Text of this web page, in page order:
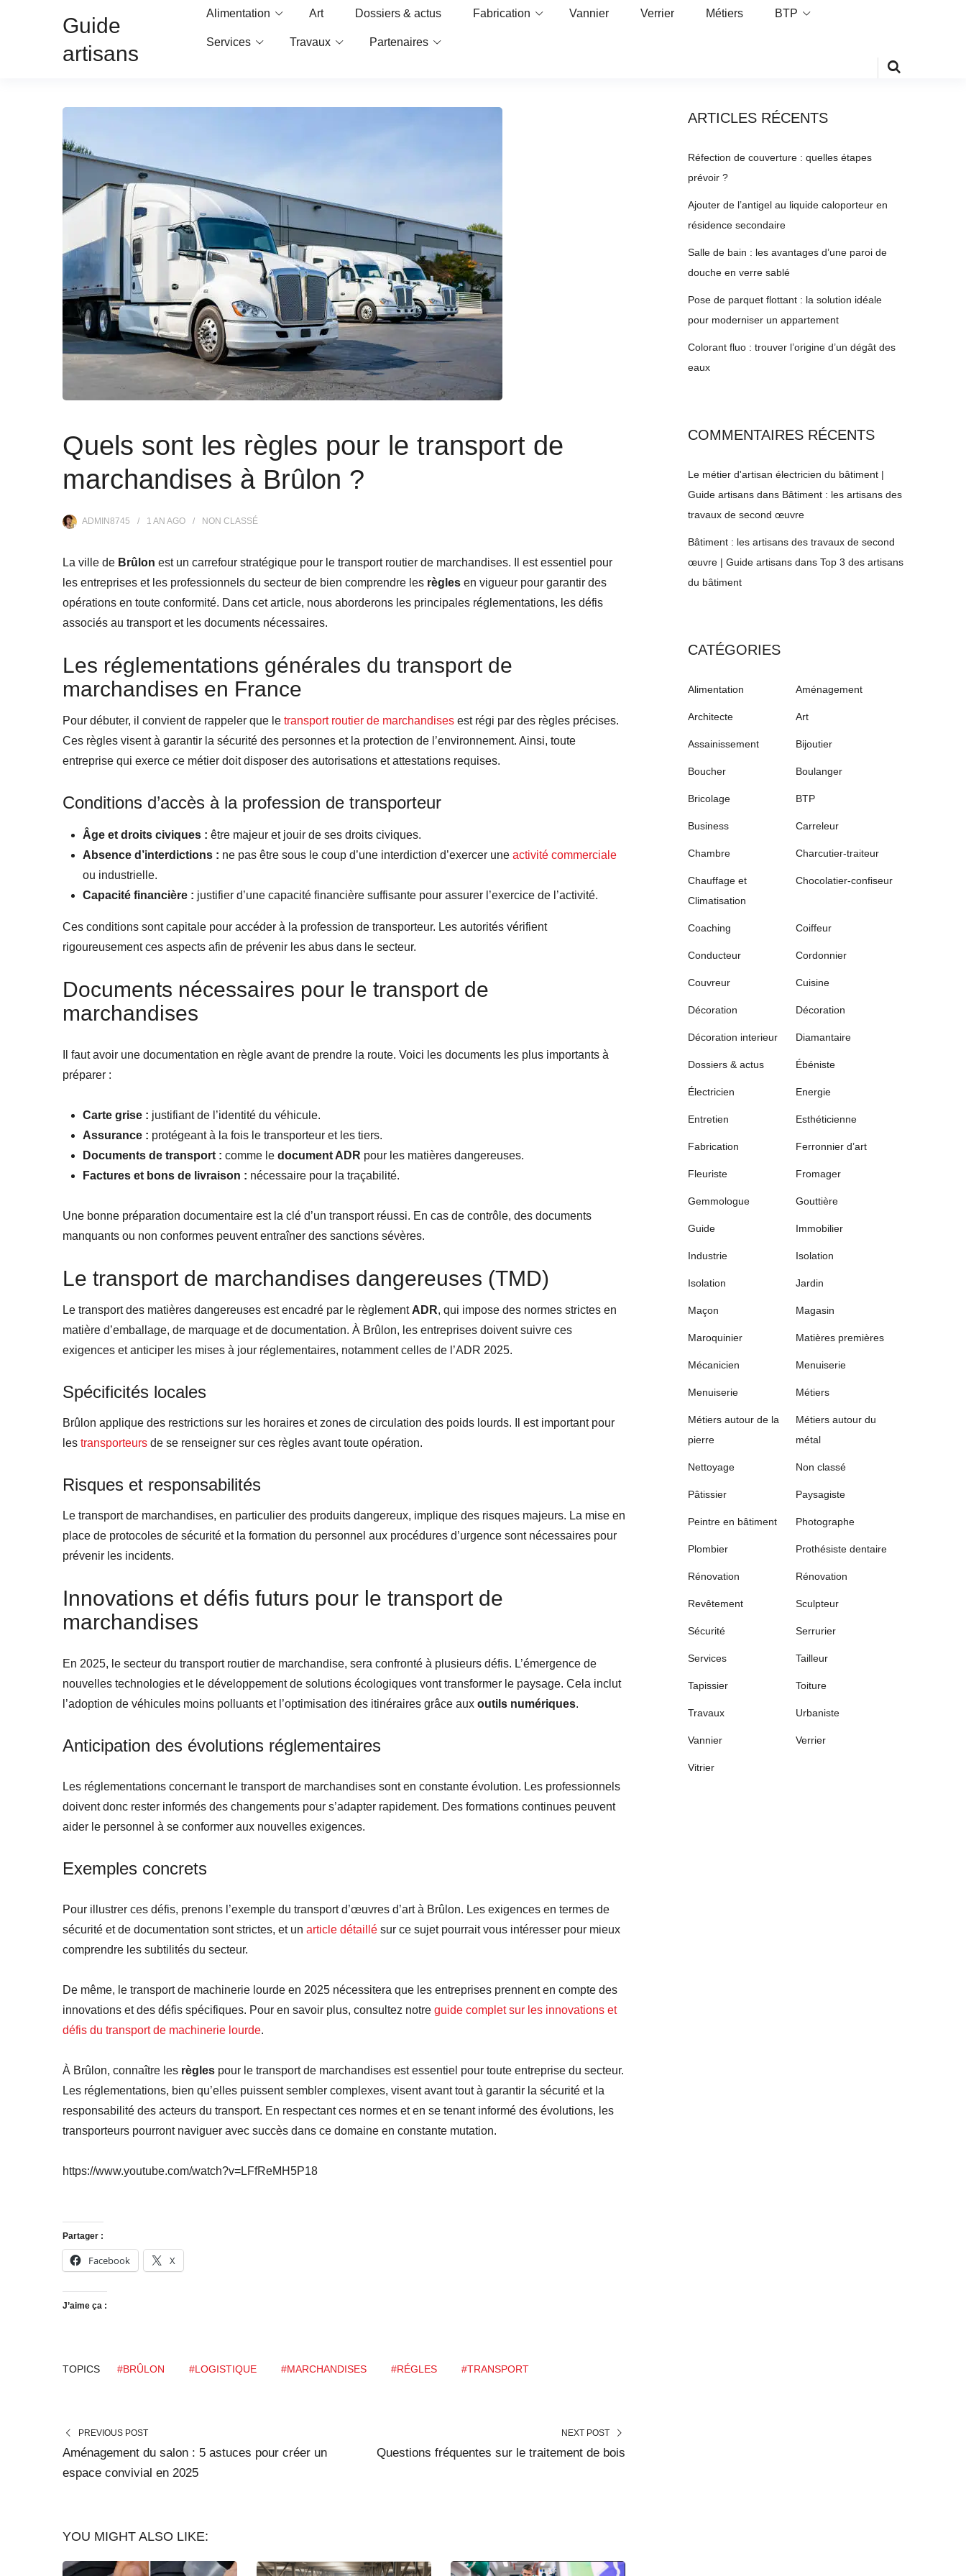
Guide
artisans
Alimentation Art Dossiers & actus Fabrication Vannier Verrier Métiers BTP
Services Travaux Partenaires
Quels sont les règles pour le transport de
marchandises à Brûlon ?
ADMIN8745 1 AN AGO NON CLASSÉ
La ville de Brûlon est un carrefour stratégique pour le transport routier de marchandises. Il est essentiel pour
les entreprises et les professionnels du secteur de bien comprendre les règles en vigueur pour garantir des
opérations en toute conformité. Dans cet article, nous aborderons les principales réglementations, les défis
associés au transport et les documents nécessaires.
Les réglementations générales du transport de
marchandises en France
Pour débuter, il convient de rappeler que le transport routier de marchandises est régi par des règles précises.
Ces règles visent à garantir la sécurité des personnes et la protection de l’environnement. Ainsi, toute
entreprise qui exerce ce métier doit disposer des autorisations et attestations requises.
Conditions d’accès à la profession de transporteur
Âge et droits civiques : être majeur et jouir de ses droits civiques.
Absence d’interdictions : ne pas être sous le coup d’une interdiction d’exercer une activité commerciale
ou industrielle.
Capacité financière : justifier d’une capacité financière suffisante pour assurer l’exercice de l’activité.
Ces conditions sont capitale pour accéder à la profession de transporteur. Les autorités vérifient
rigoureusement ces aspects afin de prévenir les abus dans le secteur.
Documents nécessaires pour le transport de
marchandises
Il faut avoir une documentation en règle avant de prendre la route. Voici les documents les plus importants à
préparer :
Carte grise : justifiant de l’identité du véhicule.
Assurance : protégeant à la fois le transporteur et les tiers.
Documents de transport : comme le document ADR pour les matières dangereuses.
Factures et bons de livraison : nécessaire pour la traçabilité.
Une bonne préparation documentaire est la clé d’un transport réussi. En cas de contrôle, des documents
manquants ou non conformes peuvent entraîner des sanctions sévères.
Le transport de marchandises dangereuses (TMD)
Le transport des matières dangereuses est encadré par le règlement ADR, qui impose des normes strictes en
matière d’emballage, de marquage et de documentation. À Brûlon, les entreprises doivent suivre ces
exigences et anticiper les mises à jour réglementaires, notamment celles de l’ADR 2025.
Spécificités locales
Brûlon applique des restrictions sur les horaires et zones de circulation des poids lourds. Il est important pour
les transporteurs de se renseigner sur ces règles avant toute opération.
Risques et responsabilités
Le transport de marchandises, en particulier des produits dangereux, implique des risques majeurs. La mise en
place de protocoles de sécurité et la formation du personnel aux procédures d’urgence sont nécessaires pour
prévenir les incidents.
Innovations et défis futurs pour le transport de
marchandises
En 2025, le secteur du transport routier de marchandise, sera confronté à plusieurs défis. L’émergence de
nouvelles technologies et le développement de solutions écologiques vont transformer le paysage. Cela inclut
l’adoption de véhicules moins polluants et l’optimisation des itinéraires grâce aux outils numériques.
Anticipation des évolutions réglementaires
Les réglementations concernant le transport de marchandises sont en constante évolution. Les professionnels
doivent donc rester informés des changements pour s’adapter rapidement. Des formations continues peuvent
aider le personnel à se conformer aux nouvelles exigences.
Exemples concrets
Pour illustrer ces défis, prenons l’exemple du transport d’œuvres d’art à Brûlon. Les exigences en termes de
sécurité et de documentation sont strictes, et un article détaillé sur ce sujet pourrait vous intéresser pour mieux
comprendre les subtilités du secteur.
De même, le transport de machinerie lourde en 2025 nécessitera que les entreprises prennent en compte des
innovations et des défis spécifiques. Pour en savoir plus, consultez notre guide complet sur les innovations et
défis du transport de machinerie lourde.
À Brûlon, connaître les règles pour le transport de marchandises est essentiel pour toute entreprise du secteur.
Les réglementations, bien qu’elles puissent sembler complexes, visent avant tout à garantir la sécurité et la
responsabilité des acteurs du transport. En respectant ces normes et en se tenant informé des évolutions, les
transporteurs pourront naviguer avec succès dans ce domaine en constante mutation.
https://www.youtube.com/watch?v=LFfReMH5P18
Partager :
Facebook X
J’aime ça :
TOPICS #BRÛLON #LOGISTIQUE #MARCHANDISES #RÉGLES #TRANSPORT
PREVIOUS POST
Aménagement du salon : 5 astuces pour créer un
espace convivial en 2025
NEXT POST
Questions fréquentes sur le traitement de bois
YOU MIGHT ALSO LIKE:
ARTICLES RÉCENTS
Réfection de couverture : quelles étapes
prévoir ?
Ajouter de l’antigel au liquide caloporteur en
résidence secondaire
Salle de bain : les avantages d’une paroi de
douche en verre sablé
Pose de parquet flottant : la solution idéale
pour moderniser un appartement
Colorant fluo : trouver l’origine d’un dégât des
eaux
COMMENTAIRES RÉCENTS
Le métier d'artisan électricien du bâtiment |
Guide artisans dans Bâtiment : les artisans des
travaux de second œuvre
Bâtiment : les artisans des travaux de second
œuvre | Guide artisans dans Top 3 des artisans
du bâtiment
CATÉGORIES
Alimentation Aménagement
Architecte Art
Assainissement Bijoutier
Boucher Boulanger
Bricolage BTP
Business Carreleur
Chambre Charcutier-traiteur
Chauffage et
Climatisation
Chocolatier-confiseur
Coaching Coiffeur
Conducteur Cordonnier
Couvreur Cuisine
Décoration Décoration
Décoration interieur Diamantaire
Dossiers & actus Ébéniste
Électricien Energie
Entretien Esthéticienne
Fabrication Ferronnier d’art
Fleuriste Fromager
Gemmologue Gouttière
Guide Immobilier
Industrie Isolation
Isolation Jardin
Maçon Magasin
Maroquinier Matières premières
Mécanicien Menuiserie
Menuiserie Métiers
Métiers autour de la
pierre
Métiers autour du
métal
Nettoyage Non classé
Pâtissier Paysagiste
Peintre en bâtiment Photographe
Plombier Prothésiste dentaire
Rénovation Rénovation
Revêtement Sculpteur
Sécurité Serrurier
Services Tailleur
Tapissier Toiture
Travaux Urbaniste
Vannier Verrier
Vitrier